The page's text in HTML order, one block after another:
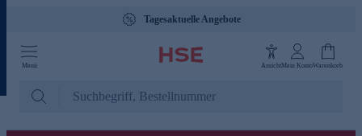
Tagesaktuelle Angebote
Menü AnsichtMein KontoWarenkorb